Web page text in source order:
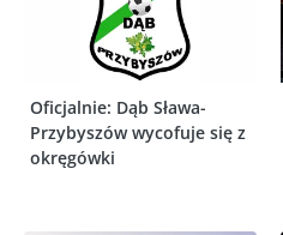
Oficjalnie: Dąb Sława-
Przybyszów wycofuje się z
okręgówki